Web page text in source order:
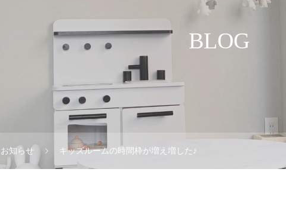
BLOG
お知らせ キッズルームの時間枠が増え増した♪